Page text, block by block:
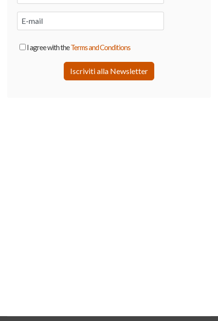
I agree with theTerms and Conditions